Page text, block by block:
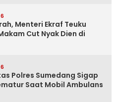
Menteri Ekraf Teuku
Cut Nyak Dien di
Polres Sumedang Sigap
Saat Mobil Ambulans